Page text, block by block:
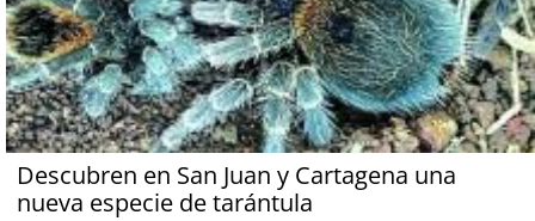
Descubren en San Juan y Cartagena una
nueva especie de tarántula